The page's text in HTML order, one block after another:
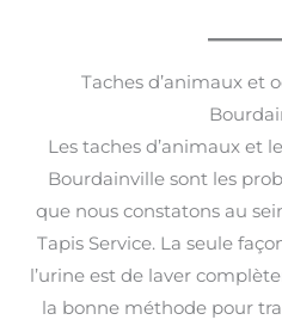
Taches d’animaux et
Les taches d’animaux et
Bourdainville sont les
que nous constatons au
Tapis Service. La seule
l’urine est de laver
la bonne méthode pour